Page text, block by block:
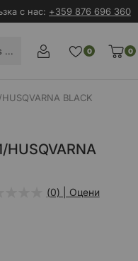
с нас: +359 876 696 360
0
0
BLACK
HUSQVARNA
(0) | Оцени